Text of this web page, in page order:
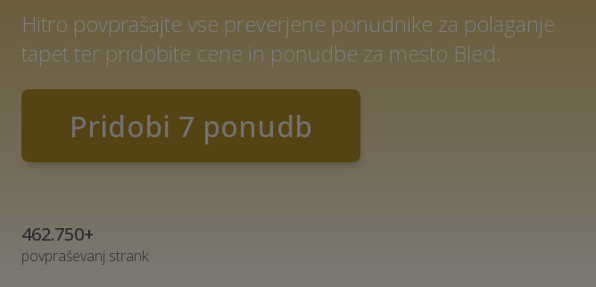
Hitro povprašajte vse preverjene ponudnike za polaganje
tapet ter pridobite cene in ponudbe za mesto Bled.
Pridobi 7 ponudb
462.750+
povpraševanj strank